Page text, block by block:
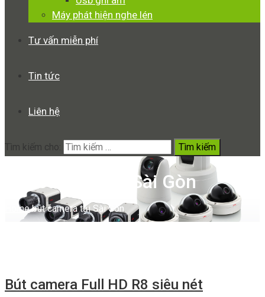
Máy phát hiện nghe lén
Tư vấn miễn phí
Tin tức
Liên hệ
Tìm kiếm cho:
bút camera tại Sài Gòn
Home bút camera tại Sài Gòn
Bút camera Full HD R8 siêu nét